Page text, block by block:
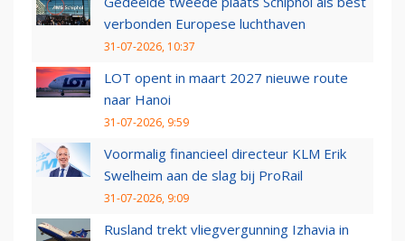
verbonden Europese luchthaven
31-07-2026, 10:37
LOT opent in maart 2027 nieuwe route
naar Hanoi
31-07-2026, 9:59
Voormalig financieel directeur KLM Erik
Swelheim aan de slag bij ProRail
31-07-2026, 9:09
Rusland trekt vliegvergunning Izhavia in